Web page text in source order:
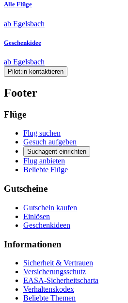
Alle Flüge
ab Egelsbach
Geschenkidee
ab Egelsbach
Pilot:in kontaktieren
Footer
Flüge
Flug suchen
Gesuch aufgeben
Suchagent einrichten
Flug anbieten
Beliebte Flüge
Gutscheine
Gutschein kaufen
Einlösen
Geschenkideen
Informationen
Sicherheit & Vertrauen
Versicherungsschutz
EASA-Sicherheitscharta
Verhaltenskodex
Beliebte Themen